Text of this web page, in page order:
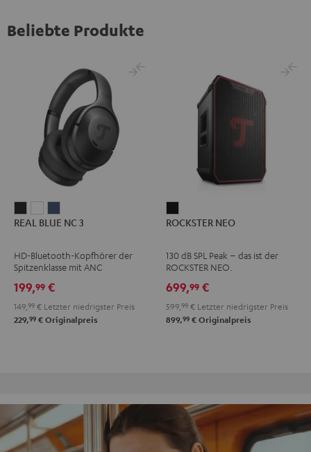
Beliebte Produkte
BLUE
3
Black
BLUE
3
White
BLUE
3
REAL BLUE NC 3
HD-Bluetooth-Kopfhörer der
Spitzenklasse mit ANC
199,99 €
149,99 € Letzter niedrigster Preis
229,99 € Originalpreis
NEO
ROCKSTER NEO
130 dB SPL Peak – das ist der
ROCKSTER NEO.
699,99 €
599,99 € Letzter niedrigster Preis
899,99 € Originalpreis